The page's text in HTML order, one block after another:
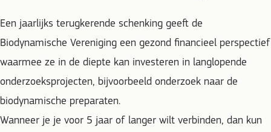
Een jaarlijks terugkerende schenking geeft de
Biodynamische Vereniging een gezond financieel perspectief
waarmee ze in de diepte kan investeren in langlopende
onderzoeksprojecten, bijvoorbeeld onderzoek naar de
biodynamische preparaten.
Wanneer je je voor 5 jaar of langer wilt verbinden, dan kun